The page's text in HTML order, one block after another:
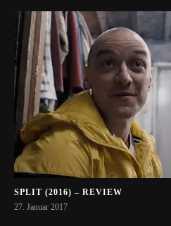
SPLIT (2016) – REVIEW
27. Januar 2017